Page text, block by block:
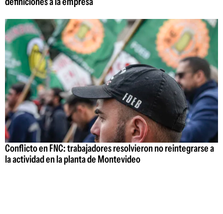
Conflicto en FNC: trabajadores resolvieron no reintegrarse a
la actividad en la planta de Montevideo